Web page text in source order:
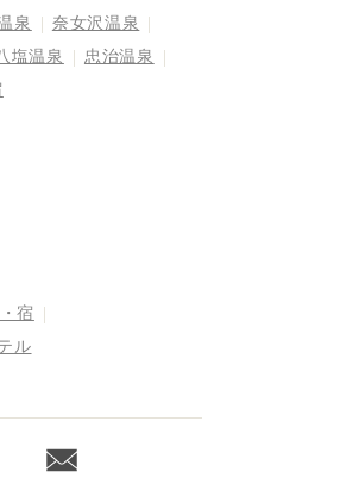
泉
奈女沢温泉
塩温泉
忠治温泉
宿
ル